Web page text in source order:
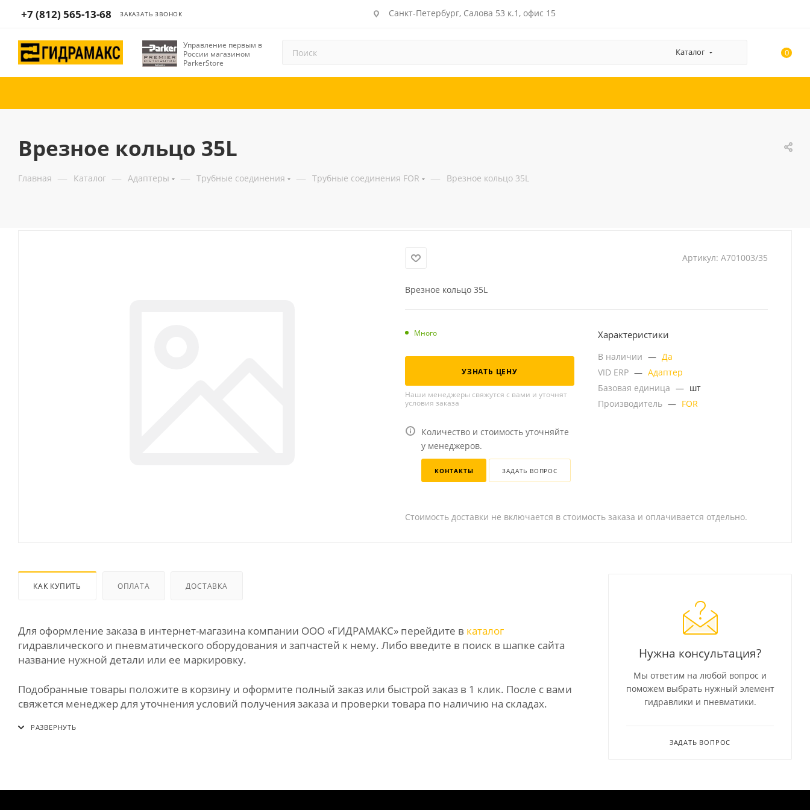
+7 (812) 565-13-68 ЗАКАЗАТЬ ЗВОНОК Санкт-Петербург, Салова 53 к.1, офис 15
Управление первым в
России магазином
ParkerStore
Каталог 0
Врезное кольцо 35L
Главная — Каталог — Адаптеры — Трубные соединения — Трубные соединения FOR — Врезное кольцо 35L
Артикул: A701003/35
Врезное кольцо 35L
Много
УЗНАТЬ ЦЕНУ
Наши менеджеры свяжутся с вами и уточнят
условия заказа
Количество и стоимость уточняйте
у менеджеров.
КОНТАКТЫ ЗАДАТЬ ВОПРОС
Характеристики
В наличии — Да
VID ERP — Адаптер
Базовая единица — шт
Производитель — FOR
Стоимость доставки не включается в стоимость заказа и оплачивается отдельно.
КАК КУПИТЬ ОПЛАТА ДОСТАВКА
Для оформление заказа в интернет-магазина компании ООО «ГИДРАМАКС» перейдите в каталог
гидравлического и пневматического оборудования и запчастей к нему. Либо введите в поиск в шапке сайта
название нужной детали или ее маркировку.
Подобранные товары положите в корзину и оформите полный заказ или быстрой заказ в 1 клик. После с вами
свяжется менеджер для уточнения условий получения заказа и проверки товара по наличию на складах.
Нужна консультация?
Мы ответим на любой вопрос и
поможем выбрать нужный элемент
гидравлики и пневматики.
ЗАДАТЬ ВОПРОС